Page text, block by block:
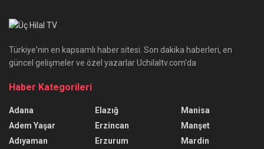
Türkiye'nin en kapsamlı haber sitesi. Son dakika haberleri, en
güncel gelişmeler ve özel yazarlar Uchilaltv.com'da
Haber Kategorileri
Adana
Adem Yaşar
Adıyaman
Elazığ
Erzincan
Erzurum
Manisa
Manşet
Mardin